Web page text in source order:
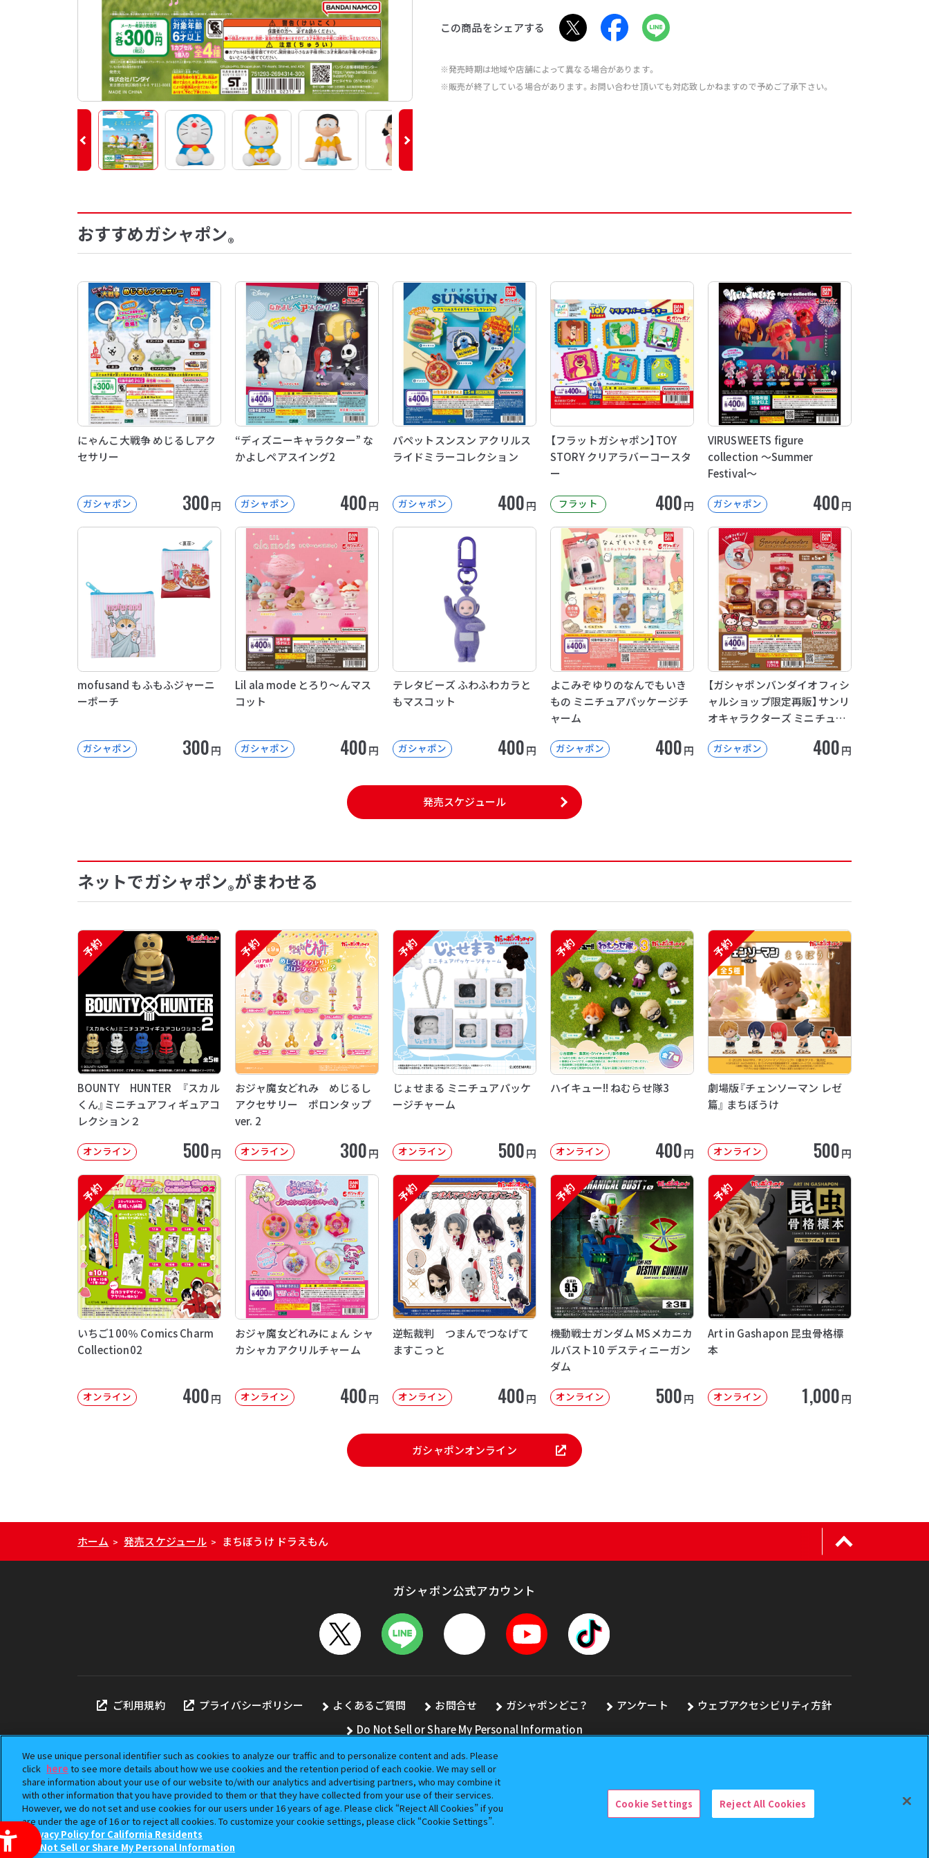
この商品をシェアする
※発売時期は地域や店舗によって異なる場合があります。
※販売が終了している場合があります。お問い合わせ頂いても対応致しかねますので予めご了承下さい。
おすすめガシャポン®
にゃんこ大戦争 めじるしアク
セサリー
ガシャポン 300円
“ディズニーキャラクター” な
かよしペアスイング2
ガシャポン 400円
パペットスンスン アクリルス
ライドミラーコレクション
ガシャポン 400円
【フラットガシャポン】TOY
STORY クリアラバーコースタ
ー
フラット 400円
VIRUSWEETS figure
collection ～Summer
Festival～
ガシャポン 400円
mofusand もふもふジャーニ
ーポーチ
ガシャポン 300円
Lil ala mode とろり～んマス
コット
ガシャポン 400円
テレタビーズ ふわふわカラと
もマスコット
ガシャポン 400円
よこみぞゆりのなんでもいき
もの ミニチュアパッケージチ
ャーム
ガシャポン 400円
【ガシャポンバンダイオフィシ
ャルショップ限定再販】サンリ
オキャラクターズ ミニチュア
ガシャポン 400円
発売スケジュール
ネットでガシャポン®がまわせる
予約
BOUNTY HUNTER 『スカル
くん』ミニチュアフィギュアコ
レクション２
オンライン 500円
予約
おジャ魔女どれみ めじるし
アクセサリー ポロンタップ
ver. 2
オンライン 300円
予約
じょせまる ミニチュアパッケ
ージチャーム
オンライン 500円
予約
ハイキュー!! ねむらせ隊3
オンライン 400円
予約
劇場版『チェンソーマン レゼ
篇』 まちぼうけ
オンライン 500円
予約
いちご100％ Comics Charm
Collection02
オンライン 400円
おジャ魔女どれみにょん シャ
カシャカアクリルチャーム
オンライン 400円
予約
逆転裁判 つまんでつなげて
ますこっと
オンライン 400円
予約
機動戦士ガンダム MSメカニカ
ルバスト10 デスティニーガン
ダム
オンライン 500円
予約
Art in Gashapon 昆虫骨格標
本
オンライン 1,000円
ガシャポンオンライン
ホーム > 発売スケジュール > まちぼうけ ドラえもん
ガシャポン公式アカウント
ご利用規約 プライバシーポリシー よくあるご質問 お問合せ ガシャポンどこ？ アンケート
ウェブアクセシビリティ方針
Do Not Sell or Share My Personal Information
本サイトに掲載されている全ての画像、文章、データの無断転用、転載をお断りします。
「ガシャポン」は株式会社バンダイの登録商標です。
©BANDAI
We use unique personal identifier such as cookies to analyze our traffic and to personalize content and ads. Please
click here to see more details about how we use cookies and the retention period of each cookie. We may sell or
share information about your use of our website to/with our analytics and advertising partners, who may combine it
with other information that you have provided to them or that they have collected from your use of their services.
However, we do not set and use cookies for our users under 16 years of age. Please click “Reject All Cookies” if you
are under the age of 16 or to reject all cookies. To customize your cookie settings, please click “Cookie Settings”.
Privacy Policy for California Residents
Do Not Sell or Share My Personal Information
Cookie Settings Reject All Cookies